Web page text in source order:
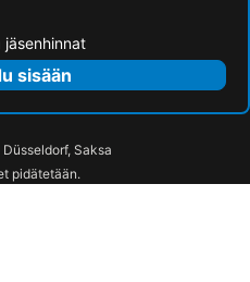
jäsenhinnat
sisään
Saksa
pidätetään.